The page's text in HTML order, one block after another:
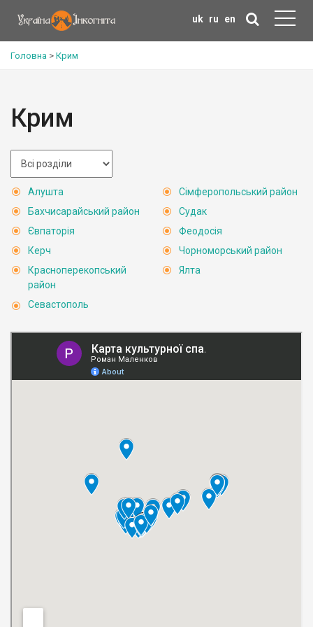
uk ru en
Головна > Крим
Крим
Алушта
Бахчисарайський район
Євпаторія
Керч
Красноперекопський
район
Севастополь
Сімферопольський район
Судак
Феодосія
Чорноморський район
Ялта